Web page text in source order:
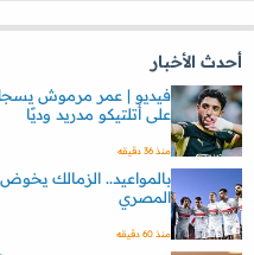
أحدث الأخبار
فيديو | عمر مرموش يسجل
على أتلتيكو مدريد وديًا
منذ 36 دقيقه
المصري
منذ 60 دقيقه